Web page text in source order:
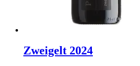
Zweigelt 2024